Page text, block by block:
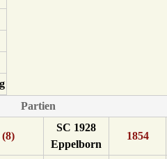
Partien
(8)
SC 1928
Eppelborn
1854